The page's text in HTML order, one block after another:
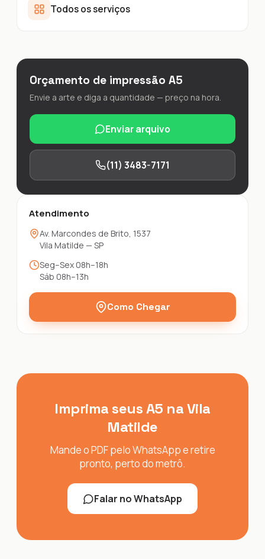
Todos os serviços
Orçamento de impressão A5
Envie a arte e diga a quantidade — preço na hora.
Enviar arquivo
(11) 3483-7171
Atendimento
Av. Marcondes de Brito, 1537
Vila Matilde — SP
Seg–Sex 08h–18h
Sáb 08h–13h
Como Chegar
Imprima seus A5 na Vila
Matilde
Mande o PDF pelo WhatsApp e retire
pronto, perto do metrô.
Falar no WhatsApp